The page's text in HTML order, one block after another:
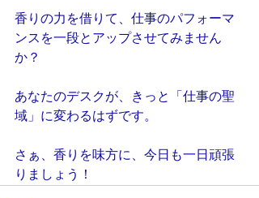
香りの力を借りて、仕事のパフォーマ
ンスを一段とアップさせてみません
か？
あなたのデスクが、きっと「仕事の聖
域」に変わるはずです。
さぁ、香りを味方に、今日も一日頑張
りましょう！